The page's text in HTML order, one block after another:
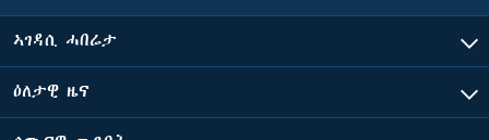
ኣገዳሲ ሓበሬታ
ዕለታዊ ዜና